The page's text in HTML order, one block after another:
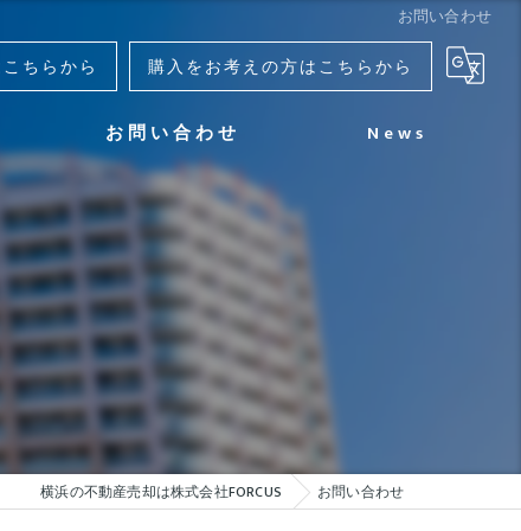
お問い合わせ
ちらから 購入をお考えの方はこちらから
お問い合わせ
よくある質問
不動産売却のお問い合わせ
不動産購入のお問い合わせ
News
横浜の不動産売却は株式会社FORCUS お問い合わせ